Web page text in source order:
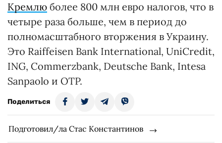
Кремлю более 800 млн евро налогов, что в
четыре раза больше, чем в период до
полномасштабного вторжения в Украину.
Это Raiffeisen Bank International, UniCredit,
ING, Commerzbank, Deutsche Bank, Intesa
Sanpaolo и OTP.
Поделиться
Подготовил/ла Стас Константинов